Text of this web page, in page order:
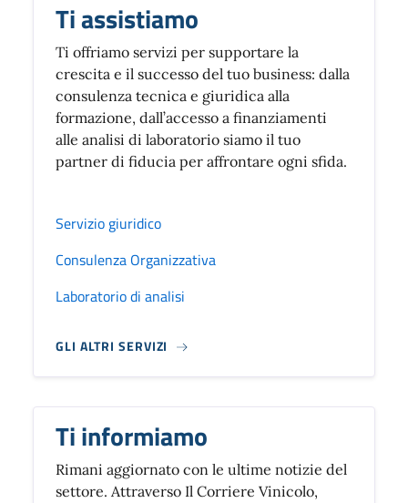
Ti assistiamo
Ti offriamo servizi per supportare la
crescita e il successo del tuo business: dalla
consulenza tecnica e giuridica alla
formazione, dall’accesso a finanziamenti
alle analisi di laboratorio siamo il tuo
partner di fiducia per affrontare ogni sfida.
Servizio giuridico
Consulenza Organizzativa
Laboratorio di analisi
GLI ALTRI SERVIZI
Ti informiamo
Rimani aggiornato con le ultime notizie del
settore. Attraverso Il Corriere Vinicolo,